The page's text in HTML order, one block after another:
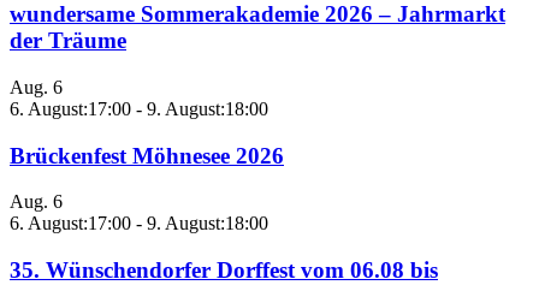
wundersame Sommerakademie 2026 – Jahrmarkt
der Träume
Aug. 6
6. August:17:00 - 9. August:18:00
Brückenfest Möhnesee 2026
Aug. 6
6. August:17:00 - 9. August:18:00
35. Wünschendorfer Dorffest vom 06.08 bis